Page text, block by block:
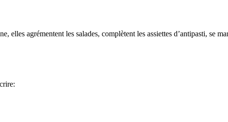
elles agrémentent les salades, complètent les assiettes d’antipasti, se